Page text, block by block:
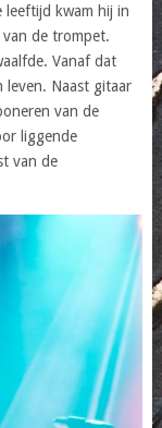
leeftijd kwam hij in
de trompet.
Vanaf dat
leven. Naast gitaar
van de
liggende
van de